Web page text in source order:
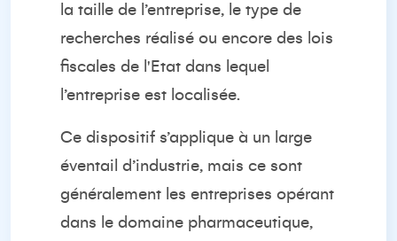
la taille de l’entreprise, le type de
recherches réalisé ou encore des lois
fiscales de l'Etat dans lequel
l’entreprise est localisée.
Ce dispositif s’applique à un large
éventail d’industrie, mais ce sont
généralement les entreprises opérant
dans le domaine pharmaceutique,